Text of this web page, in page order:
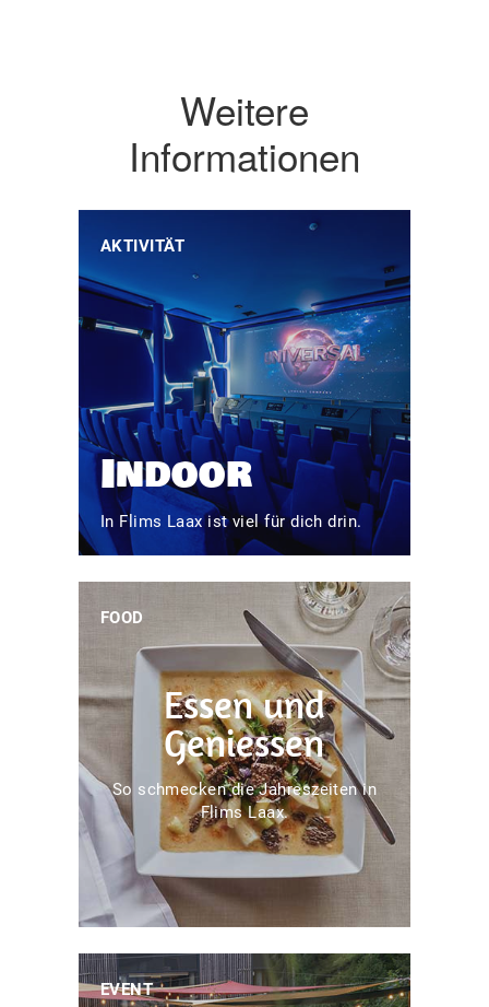
Weitere
Informationen
AKTIVITÄT
Indoor
In Flims Laax ist viel für dich drin.
FOOD
Essen und
Geniessen
So schmecken die Jahreszeiten in
Flims Laax.
EVENT